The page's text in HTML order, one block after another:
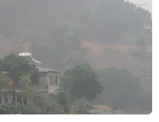
thêm